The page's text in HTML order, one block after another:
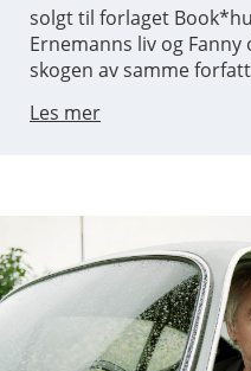
solgt til forlaget
Ernemanns liv og
skogen av samme
Les mer